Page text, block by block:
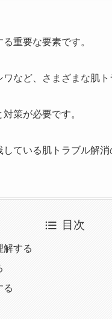
重要な要素です。
など、さまざまな肌
策が必要です。
ている肌トラブル解消
目次
解する
る